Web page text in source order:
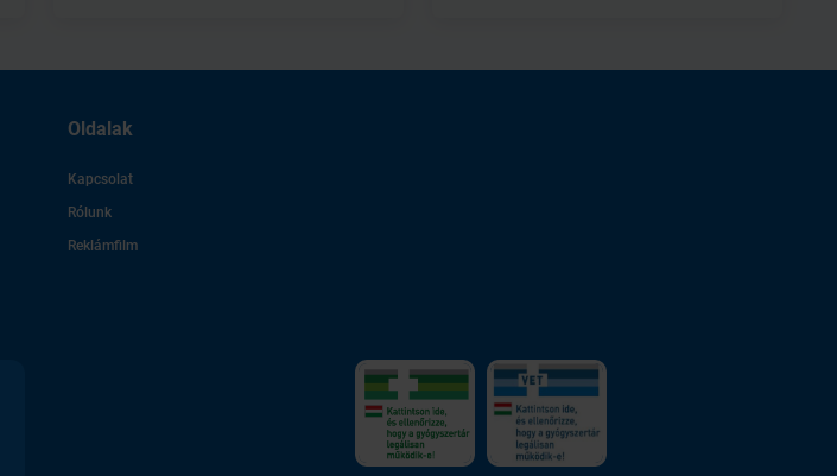
Oldalak
Kapcsolat
Rólunk
Reklámfilm